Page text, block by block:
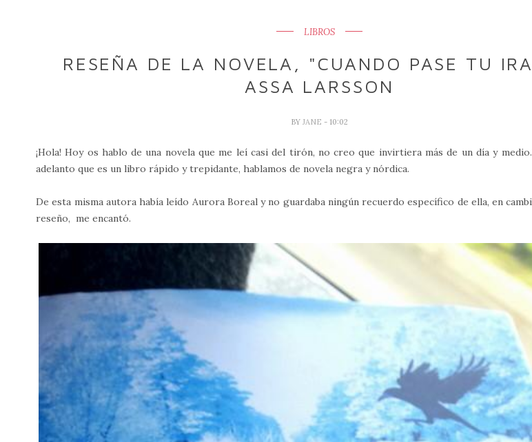
LIBROS
RESEÑA DE LA NOVELA, "CUANDO PASE TU
ASSA LARSSON
BY JANE - 10:02
¡Hola! Hoy os hablo de una novela que me leí casi del tirón, no creo que invirtiera más de un día y
adelanto que es un libro rápido y trepidante, hablamos de novela negra y nórdica.
De esta misma autora había leído Aurora Boreal y no guardaba ningún recuerdo específico de ella, en
reseño, me encantó.